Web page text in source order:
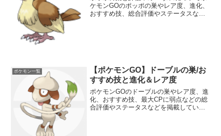
ケモンGOのポッポの巣やレア度、進化、
おすすめ技、総合評価やステータスなど
ポケモン一覧
【ポケモンGO】ドーブルの巣/お
すすめ技と進化＆レア度
ポケモンGOのドーブルの巣やレア度、進
化、おすすめ技、最大CPに弱点などの総
合評価やステータスなどを掲載していま